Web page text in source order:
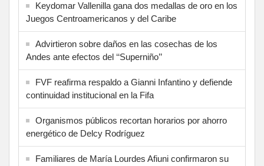
Keydomar Vallenilla gana dos medallas de oro en los
Juegos Centroamericanos y del Caribe
Advirtieron sobre daños en las cosechas de los
Andes ante efectos del ‘‘Superniño’’
FVF reafirma respaldo a Gianni Infantino y defiende
continuidad institucional en la Fifa
Organismos públicos recortan horarios por ahorro
energético de Delcy Rodríguez
Familiares de María Lourdes Afiuni confirmaron su